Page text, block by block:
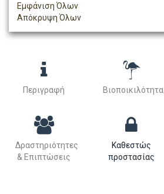
Εμφάνιση Όλων
Απόκρυψη Όλων
Περιγραφή Βιοποικιλότητα
Δραστηριότητες
& Επιπτώσεις
Καθεστώς
προστασίας